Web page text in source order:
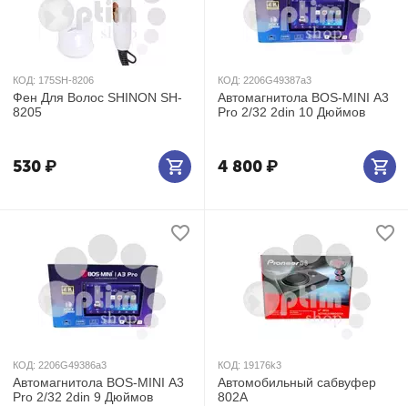
КОД: 175SH-8206
Фен Для Волос SHINON SH-
8205
530₽
КОД: 2206G49387а3
Автомагнитола BOS-MINI А3
Pro 2/32 2din 10 Дюймов
4 800₽
КОД: 2206G49386а3
Автомагнитола BOS-MINI А3
Pro 2/32 2din 9 Дюймов
КОД: 19176k3
Автомобильный сабвуфер
802А